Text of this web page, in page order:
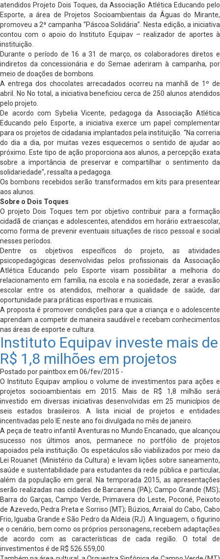
atendidos Projeto Dois Toques, da Associação Atlética Educando pelo
Esporte, a área de Projetos Socioambientais da Águas do Mirante,
promoveu a 2ª campanha “Páscoa Solidária”. Nesta edição, a iniciativa
contou com o apoio do Instituto Equipav – realizador de aportes à
instituição.
Durante o período de 16 a 31 de março, os colaboradores diretos e
indiretos da concessionária e do Semae aderiram à campanha, por
meio de doações de bombons.
A entrega dos chocolates arrecadados ocorreu na manhã de 1º de
abril. No No total, a iniciativa beneficiou cerca de 250 alunos atendidos
pelo projeto.
De acordo com Sybelia Vicente, pedagoga da Associação Atlética
Educando pelo Esporte, a iniciativa exerce um papel complementar
para os projetos de cidadania implantados pela instituição. “Na correria
do dia a dia, por muitas vezes esquecemos o sentido de ajudar ao
próximo. Este tipo de ação proporciona aos alunos, a percepção exata
sobre a importância de preservar e compartilhar o sentimento da
solidariedade”, ressalta a pedagoga.
Os bombons recebidos serão transformados em kits para presentear
aos alunos.
Sobre o Dois Toques
O projeto Dois Toques tem por objetivo contribuir para a formação
cidadã de crianças e adolescentes, atendidos em horário extraescolar,
como forma de prevenir eventuais situações de risco pessoal e social
nesses períodos.
Dentre os objetivos específicos do projeto, as atividades
psicopedagógicas desenvolvidas pelos profissionais da Associação
Atlética Educando pelo Esporte visam possibilitar a melhoria do
relacionamento em família, na escola e na sociedade, zerar a evasão
escolar entre os atendidos, melhorar a qualidade de saúde, dar
oportunidade para práticas esportivas e musicais.
A proposta é promover condições para que a criança e o adolescente
aprendam a competir de maneira saudável e recebam conhecimentos
nas áreas de esporte e cultura.
Instituto Equipav investe mais de
R$ 1,8 milhões em projetos
Postado por paintbox em 06/fev/2015 -
O Instituto Equipav ampliou o volume de investimentos para ações e
projetos socioambientais em 2015. Mais de R$ 1,8 milhão será
investido em diversas iniciativas desenvolvidas em 25 municípios de
seis estados brasileiros. A lista inicial de projetos e entidades
incentivadas pelo IE neste ano foi divulgada no mês de janeiro.
A peça de teatro infantil Aventuras no Mundo Encanado, que alcançou
sucesso nos últimos anos, permanece no portfólio de projetos
apoiados pela instituição. Os espetáculos são viabilizados por meio da
Lei Rouanet (Ministério da Cultura) e levam lições sobre saneamento,
saúde e sustentabilidade para estudantes da rede pública e particular,
além da população em geral. Na temporada 2015, as apresentações
serão realizadas nas cidades de Barcarena (PA); Campo Grande (MS);
Barra do Garças, Campo Verde, Primavera do Leste, Poconé, Peixoto
de Azevedo, Pedra Preta e Sorriso (MT); Búzios, Arraial do Cabo, Cabo
Frio, Iguaba Grande e São Pedro da Aldeia (RJ). A linguagem, o figurino
e o cenário, bem como os próprios personagens, recebem adaptações
de acordo com as características de cada região. O total de
investimentos é de R$ 526.559,00.